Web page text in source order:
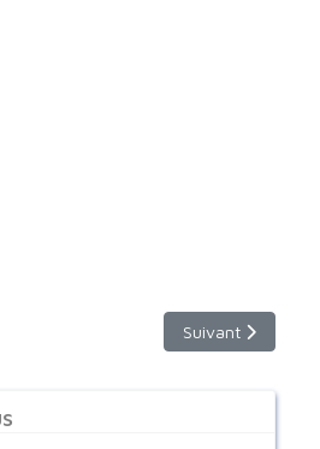
26 octobre - 9h30 (Paris) /
Article suivant :
Suivant